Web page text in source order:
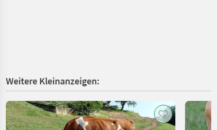
Weitere Kleinanzeigen: